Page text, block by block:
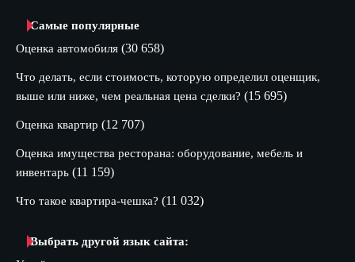
Самые популярные
Оценка автомобиля (30 658)
Что делать, если стоимость, которую определил оценщик,
выше или ниже, чем реальная цена сделки? (15 695)
Оценка квартир (12 707)
Оценка имущества ресторана: оборудование, мебель и
инвентарь (11 159)
Что такое квартира-чешка? (11 032)
Выбрать другой язык сайта: